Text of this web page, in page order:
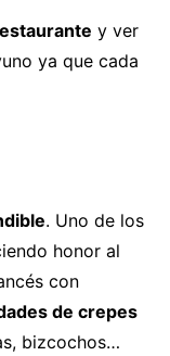
y ver
ya que cada
. Uno de los
honor al
con
de crepes
bizcochos…